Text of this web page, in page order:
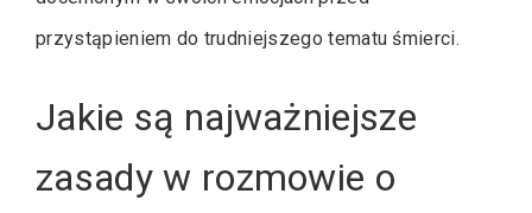
przystąpieniem do trudniejszego tematu śmierci.
Jakie są najważniejsze
zasady w rozmowie o